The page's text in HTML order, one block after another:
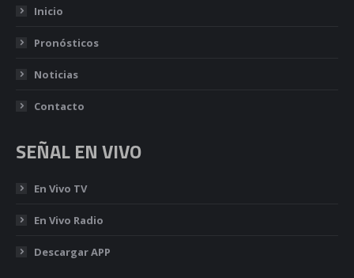
Inicio
Pronósticos
Noticias
Contacto
SEÑAL EN VIVO
En Vivo TV
En Vivo Radio
Descargar APP